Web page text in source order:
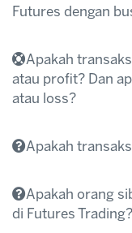
dahulu atau
Jam
Senin s/d
dikarenakan
Transaksi
dan tidak
Transaction).
Futures dengan
kecil namun
business
sementara di
Di Futures
Apakah
atau profit? Dan
atau loss?
Apakah
Apakah orang
di Futures Trading?